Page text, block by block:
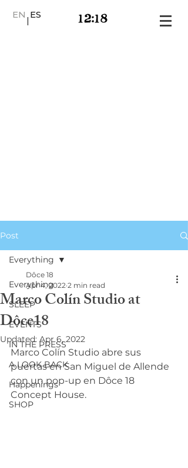
EN ES
|
Post
Everything
SLEEP
EVENTS
IN THE PRESS
A LOOK BACK
Happenings
SHOP
Everything
Marco Colín Studio at
Dôce18
Dôce 18
Apr 4, 2022 2 min read
Updated: Apr 6, 2022
Marco Colín Studio abre sus
puertas en San Miguel de Allende
con un pop-up en Dôce 18
Concept House.